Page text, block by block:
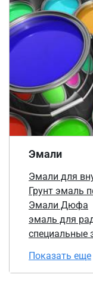
Эмали
Эмали для
Грунт эмаль
Эмали Дюфа
эмаль для
специальные
Показать еще